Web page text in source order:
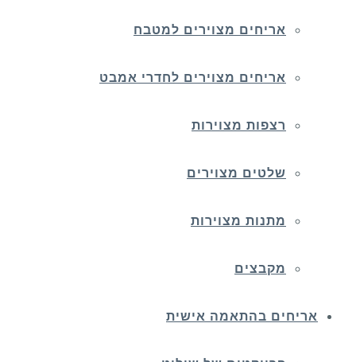
אריחים מצוירים למטבח
אריחים מצוירים לחדרי אמבט
רצפות מצוירות
שלטים מצוירים
מתנות מצוירות
מקבצים
אריחים בהתאמה אישית